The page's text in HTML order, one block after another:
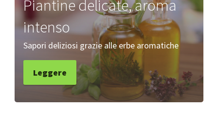
Piantine delicate, aroma
intenso
Sapori deliziosi grazie alle erbe aromatiche
Leggere